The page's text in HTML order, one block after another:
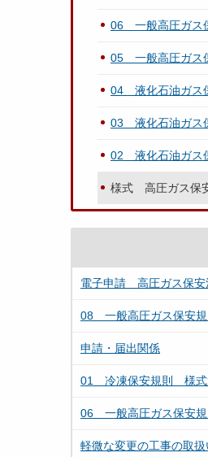
06 一般高圧ガス
05 一般高圧ガス
04 液化石油ガス
03 液化石油ガス
02 液化石油ガス
様式 高圧ガス保
電子申請 高圧ガス保安
08 一般高圧ガス保安
申請・届出関係
01 冷凍保安規則 様式
06 一般高圧ガス保安
軽微な変更の工事の取